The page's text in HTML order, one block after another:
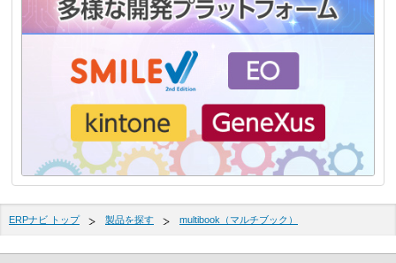
ERPナビ トップ 製品を探す multibook（マルチブック）